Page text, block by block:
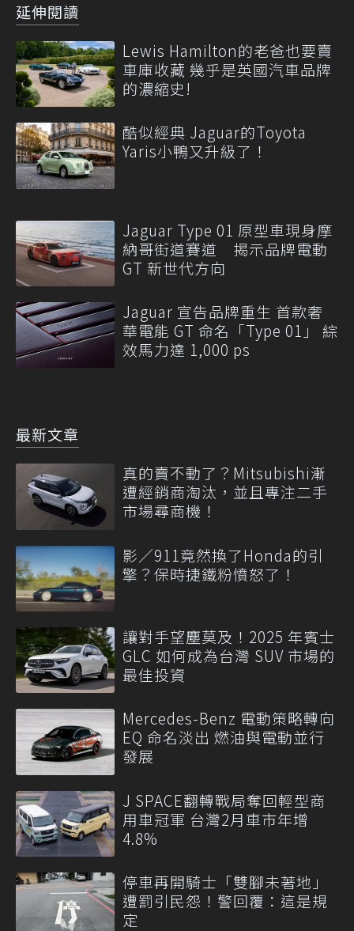
延伸閱讀
Lewis Hamilton的老爸也要賣
車庫收藏 幾乎是英國汽車品牌
的濃縮史!
酷似經典 Jaguar的Toyota
Yaris小鴨又升級了！
Jaguar Type 01 原型車現身摩
納哥街道賽道 揭示品牌電動
GT 新世代方向
Jaguar 宣告品牌重生 首款奢
華電能 GT 命名「Type 01」 綜
效馬力達 1,000 ps
最新文章
真的賣不動了？Mitsubishi漸
遭經銷商淘汰，並且專注二手
市場尋商機！
影／911竟然換了Honda的引
擎？保時捷鐵粉憤怒了！
讓對手望塵莫及！2025 年賓士
GLC 如何成為台灣 SUV 市場的
最佳投資
Mercedes-Benz 電動策略轉向
EQ 命名淡出 燃油與電動並行
發展
J SPACE翻轉戰局奪回輕型商
用車冠軍 台灣2月車市年增
4.8%
停車再開騎士「雙腳未著地」
遭罰引民怨！警回覆：這是規
定